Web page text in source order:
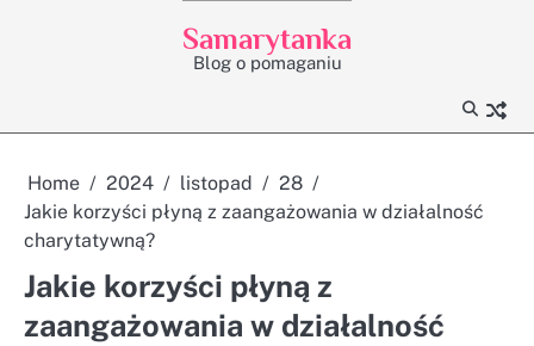
Samarytanka
Blog o pomaganiu
Home 2024 listopad
28
Jakie korzyści płyną z zaangażowania w działalność
charytatywną?
Jakie korzyści płyną z
zaangażowania w działalność